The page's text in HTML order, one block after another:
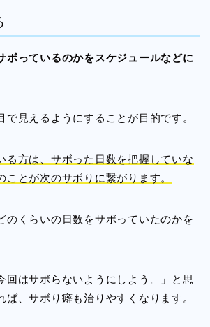
ボっているのかをスケジュールなどに
で見えるようにすることが目的です。
る方は、サボった日数を把握していな
ことが次のサボりに繋がります。
のくらいの日数をサボっていたのかを
回はサボらないようにしよう。」と思
ば、サボり癖も治りやすくなります。